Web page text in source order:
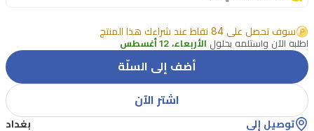
سوف تحصل على 84 نقاط عند شراءك هذا المنتج
اطلبه الآن واستلمه بحلول الأربعاء، 12 أغسطس
أضف إلى السلّة
اشتر الآن
توصيل إلى بغداد